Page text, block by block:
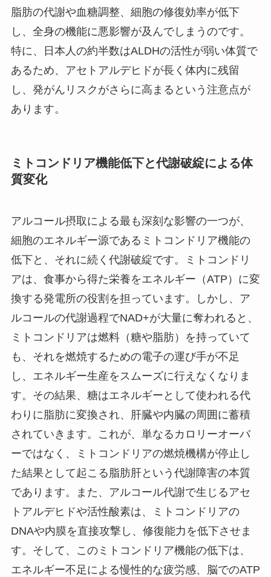
脂肪の代謝や血糖調整、細胞の修復効率が低下
し、全身の機能に悪影響が及んでしまうのです。
特に、日本人の約半数はALDHの活性が弱い体質で
あるため、アセトアルデヒドが長く体内に残留
し、発がんリスクがさらに高まるという注意点が
あります。
ミトコンドリア機能低下と代謝破綻による体
質変化
アルコール摂取による最も深刻な影響の一つが、
細胞のエネルギー源であるミトコンドリア機能の
低下と、それに続く代謝破綻です。ミトコンドリ
アは、食事から得た栄養をエネルギー（ATP）に変
換する発電所の役割を担っています。しかし、ア
ルコールの代謝過程でNAD+が大量に奪われると、
ミトコンドリアは燃料（糖や脂肪）を持っていて
も、それを燃焼するための電子の運び手が不足
し、エネルギー生産をスムーズに行えなくなりま
す。その結果、糖はエネルギーとして使われる代
わりに脂肪に変換され、肝臓や内臓の周囲に蓄積
されていきます。これが、単なるカロリーオーバ
ーではなく、ミトコンドリアの燃焼機構が停止し
た結果として起こる脂肪肝という代謝障害の本質
であります。また、アルコール代謝で生じるアセ
トアルデヒドや活性酸素は、ミトコンドリアの
DNAや内膜を直接攻撃し、修復能力を低下させま
す。そして、このミトコンドリア機能の低下は、
エネルギー不足による慢性的な疲労感、脳でのATP